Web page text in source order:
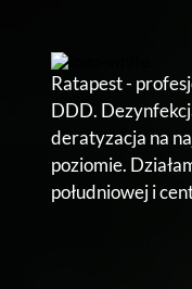
Ratapest -
DDD.
deratyzacja na
poziomie.
południowej i